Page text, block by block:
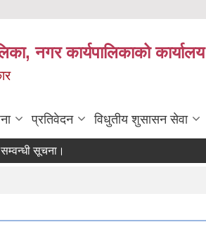
नगर कार्यपालिकाको कार्यालय
प्रतिवेदन विधुतीय शुसासन सेवा
सूचना।
आव्हानको सूचना कार्यालयबाट तेस्रो पटक सूचना